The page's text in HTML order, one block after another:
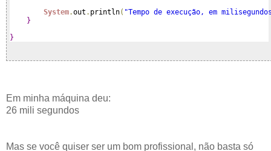
System.out . println( "Tempo de execução, em
}
}
Em minha máquina deu:
26 mili segundos
Mas se você quiser ser um bom profissional, não basta só